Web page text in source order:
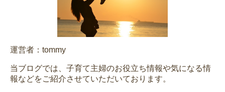
運営者：tommy
当ブログでは、子育て主婦のお役立ち情報や気になる情
報などをご紹介させていただいております。